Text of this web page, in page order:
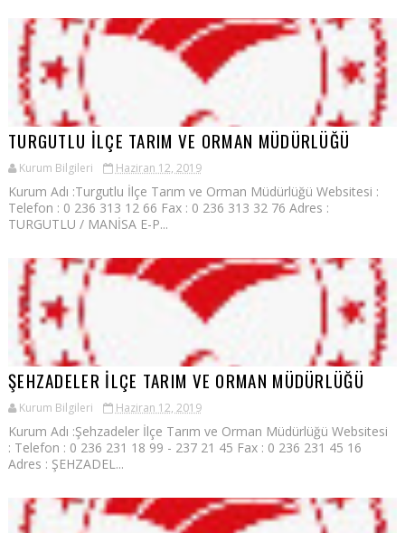
TURGUTLU İLÇE TARIM VE ORMAN MÜDÜRLÜĞÜ
Kurum Bilgileri Haziran 12, 2019
Kurum Adı :Turgutlu İlçe Tarım ve Orman Müdürlüğü Websitesi :
Telefon : 0 236 313 12 66 Fax : 0 236 313 32 76 Adres :
TURGUTLU / MANİSA E-P...
ŞEHZADELER İLÇE TARIM VE ORMAN MÜDÜRLÜĞÜ
Kurum Bilgileri Haziran 12, 2019
Kurum Adı :Şehzadeler İlçe Tarım ve Orman Müdürlüğü Websitesi
: Telefon : 0 236 231 18 99 - 237 21 45 Fax : 0 236 231 45 16
Adres : ŞEHZADEL...